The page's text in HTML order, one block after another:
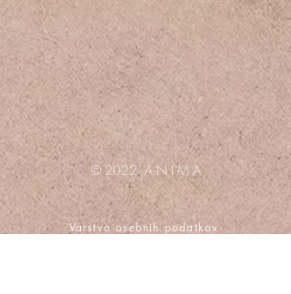
© 2022 A N I M A
Varstvo osebnih podatkov